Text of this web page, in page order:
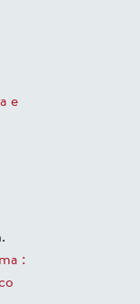
e
: